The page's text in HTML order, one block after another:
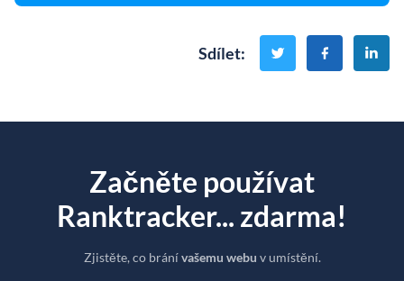
Sdílet:
Začněte používat
Ranktracker... zdarma!
Zjistěte, co bránívašemu webu v umístění.